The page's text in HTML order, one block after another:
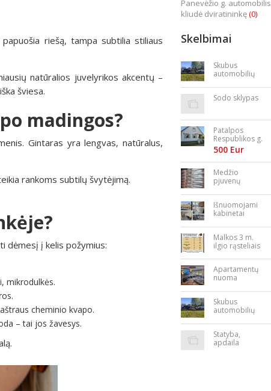
riešą, tampa subtilia stiliaus
natūralios juvelyrikos akcentų –
šviesa.
madingos?
Gintaras yra lengvas, natūralus,
rankoms subtilų švytėjimą.
dėmesį į kelis požymius:
mikrodulkės.
cheminio kvapo.
– tai jos žavesys.
Panevėžio g. automobilis
kliudė dviratininkę(0)
Skelbimai
Skubus
automobilių
Sodo sklypas
Patalpos
Respublikos g.
23
500 Eur
Medžio
pjuvenų
briketai
Išnuomojami
kabinetai
bės aikštėje
Malkos 3 m.
ilgio rąsteliais
Apartamentų
nuoma
Skubus
automobilių
Statyba,
apdaila